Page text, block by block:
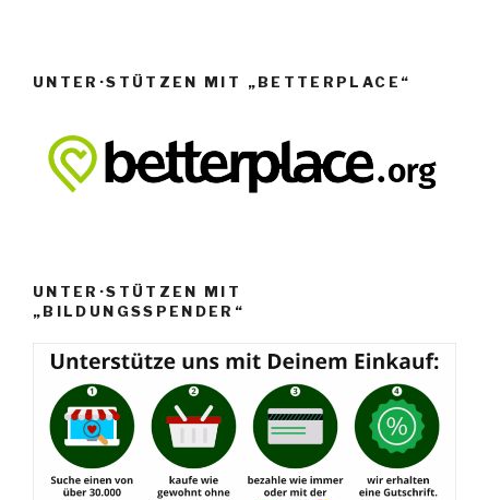
UNTER·STÜTZEN MIT „BETTERPLACE“
UNTER·STÜTZEN MIT
„BILDUNGSSPENDER“